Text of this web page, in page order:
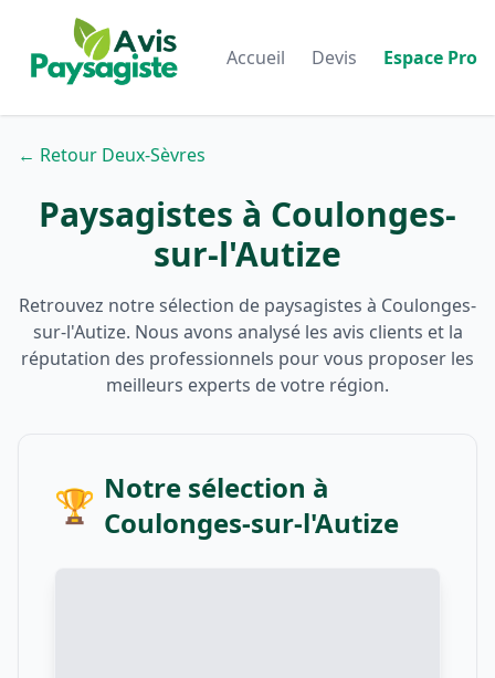
Accueil Devis Espace Pro
← Retour Deux-Sèvres
Paysagistes à Coulonges-
sur-l'Autize
Retrouvez notre sélection de paysagistes à Coulonges-
sur-l'Autize. Nous avons analysé les avis clients et la
réputation des professionnels pour vous proposer les
meilleurs experts de votre région.
🏆 Notre sélection à
Coulonges-sur-l'Autize